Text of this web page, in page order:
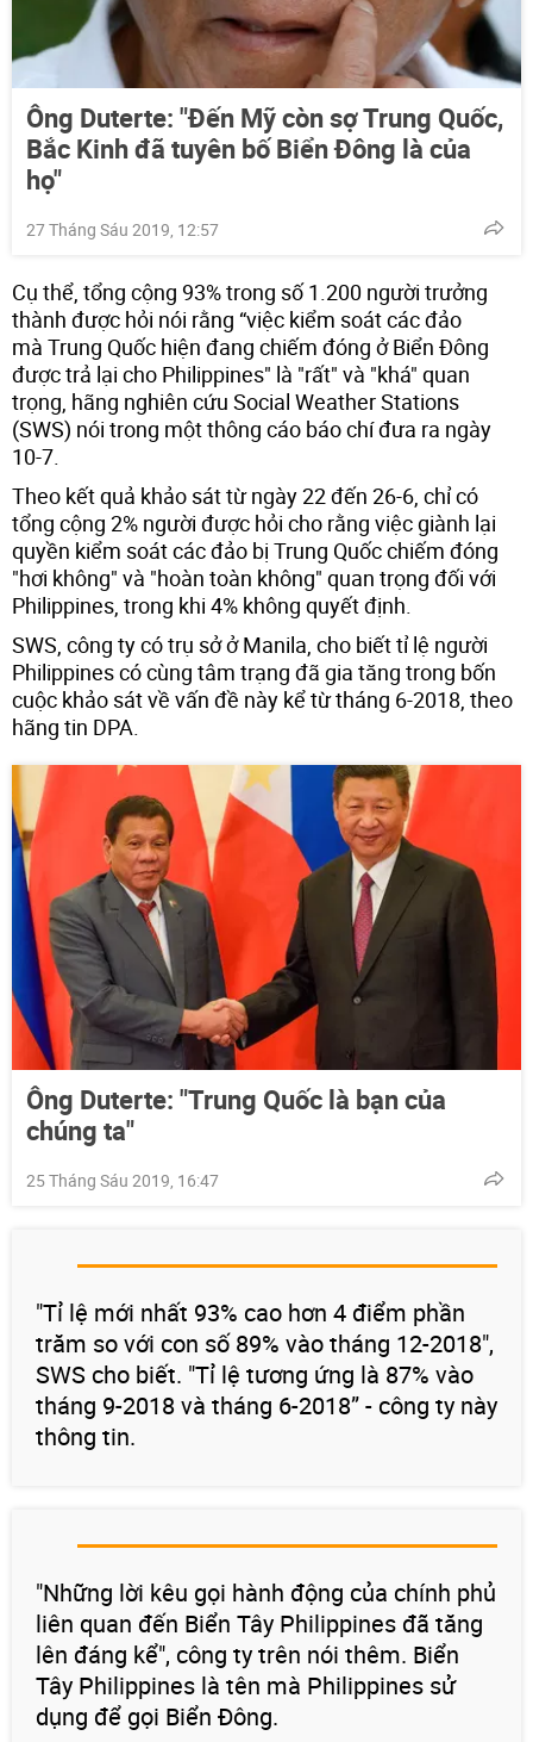
Ông Duterte: "Đến Mỹ còn sợ Trung Quốc,
Bắc Kinh đã tuyên bố Biển Đông là của
họ"
27 Tháng Sáu 2019, 12:57
Cụ thể, tổng cộng 93% trong số 1.200 người trưởng
thành được hỏi nói rằng “việc kiểm soát các đảo
mà Trung Quốc hiện đang chiếm đóng ở Biển Đông
được trả lại cho Philippines" là "rất" và "khá" quan
trọng, hãng nghiên cứu Social Weather Stations
(SWS) nói trong một thông cáo báo chí đưa ra ngày
10-7.
Theo kết quả khảo sát từ ngày 22 đến 26-6, chỉ có
tổng cộng 2% người được hỏi cho rằng việc giành lại
quyền kiểm soát các đảo bị Trung Quốc chiếm đóng
"hơi không" và "hoàn toàn không" quan trọng đối với
Philippines, trong khi 4% không quyết định.
SWS, công ty có trụ sở ở Manila, cho biết tỉ lệ người
Philippines có cùng tâm trạng đã gia tăng trong bốn
cuộc khảo sát về vấn đề này kể từ tháng 6-2018, theo
hãng tin DPA.
Ông Duterte: "Trung Quốc là bạn của
chúng ta"
25 Tháng Sáu 2019, 16:47
"Tỉ lệ mới nhất 93% cao hơn 4 điểm phần
trăm so với con số 89% vào tháng 12-2018",
SWS cho biết. "Tỉ lệ tương ứng là 87% vào
tháng 9-2018 và tháng 6-2018” - công ty này
thông tin.
"Những lời kêu gọi hành động của chính phủ
liên quan đến Biển Tây Philippines đã tăng
lên đáng kể", công ty trên nói thêm. Biển
Tây Philippines là tên mà Philippines sử
dụng để gọi Biển Đông.